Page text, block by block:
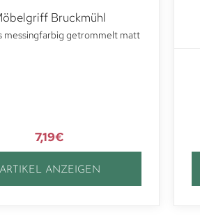
Bruckmühl
messingfarbig getrommelt matt
7,19€
ARTIKEL ANZEIGEN